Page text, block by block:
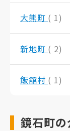
大熊町 ( 1)
新地町 ( 2)
飯舘村 ( 1)
鏡石町